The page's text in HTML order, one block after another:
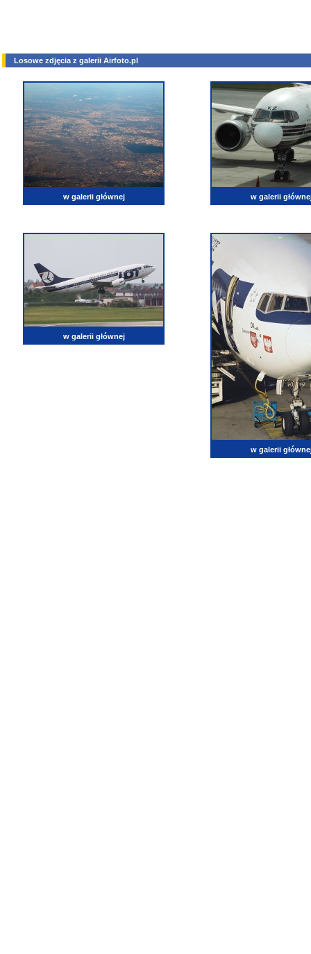
Losowe zdjęcia z galerii Airfoto.pl
w galerii głównej w galerii
w galerii głównej
w galerii